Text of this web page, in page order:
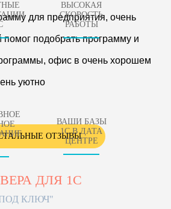
для предприятия, очень
помог подобрать программу и
офис в очень хорошем
уютно
ОТЗЫВЫ
ДЛЯ 1С
КЛЮЧ"
ВЫСОКАЯ
СКОРОСТЬ
РАБОТЫ
ВАШИ БАЗЫ
1С В ДАТА
ЦЕНТРЕ